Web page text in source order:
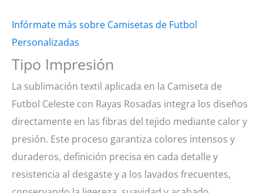
Infórmate más sobre Camisetas de Futbol
Personalizadas
Tipo Impresión
La sublimación textil aplicada en la Camiseta de
Futbol Celeste con Rayas Rosadas integra los diseños
directamente en las fibras del tejido mediante calor y
presión. Este proceso garantiza colores intensos y
duraderos, definición precisa en cada detalle y
resistencia al desgaste y a los lavados frecuentes,